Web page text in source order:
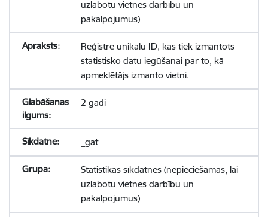
uzlabotu vietnes darbību un
pakalpojumus)
Reģistrē unikālu ID, kas tiek izmantots
statistisko datu iegūšanai par to, kā
apmeklētājs izmanto vietni.
2 gadi
_gat
Statistikas sīkdatnes (nepieciešamas, lai
uzlabotu vietnes darbību un
pakalpojumus)